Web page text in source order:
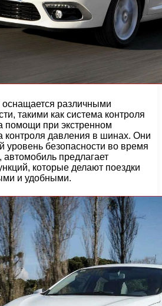
различными
такими как система контроля
помощи при экстренном
контроля давления в шинах. Они
уровень безопасности во время
предлагает
которые делают поездки
и удобными.